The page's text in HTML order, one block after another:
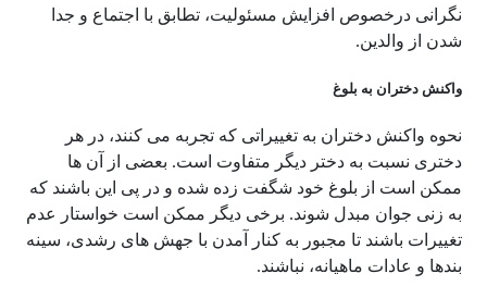
نگرانی درخصوص افزایش مسئولیت، تطابق با اجتماع و جدا
شدن از والدین.
واکنش دختران به بلوغ
نحوه واکنش دختران به تغییراتی که تجربه می کنند، در هر
دختری نسبت به دختر دیگر متفاوت است. بعضی از آن ها
ممکن است از بلوغ خود شگفت زده شده و در پی این باشند که
به زنی جوان مبدل شوند. برخی دیگر ممکن است خواستار عدم
تغییرات باشند تا مجبور به کنار آمدن با جهش های رشدی، سینه
بندها و عادات ماهیانه، نباشند.